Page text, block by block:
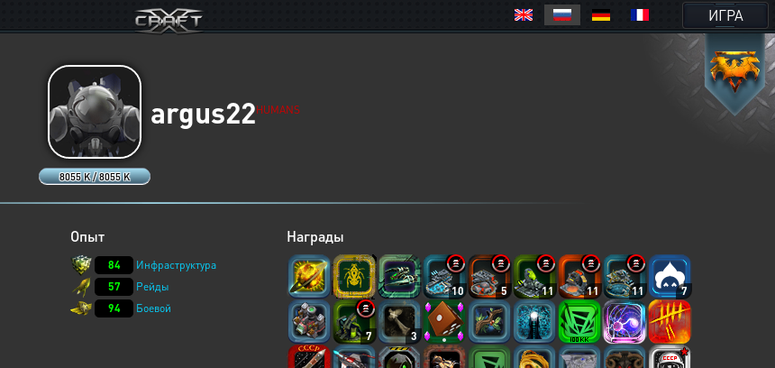
ИГРА
8055 K / 8055 K
argus22HUMANS
Опыт
84
Инфраструктура
57
Рейды
94
Боевой
Награды
10 5 11 11 11 7
7 3